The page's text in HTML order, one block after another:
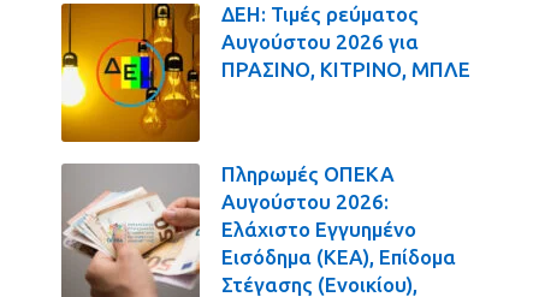
ΔΕΗ: Τιμές ρεύματος
Αυγούστου 2026 για
ΠΡΑΣΙΝΟ, ΚΙΤΡΙΝΟ, ΜΠΛΕ
Πληρωμές ΟΠΕΚΑ
Αυγούστου 2026:
Ελάχιστο Εγγυημένο
Εισόδημα (ΚΕΑ), Επίδομα
Στέγασης (Ενοικίου),